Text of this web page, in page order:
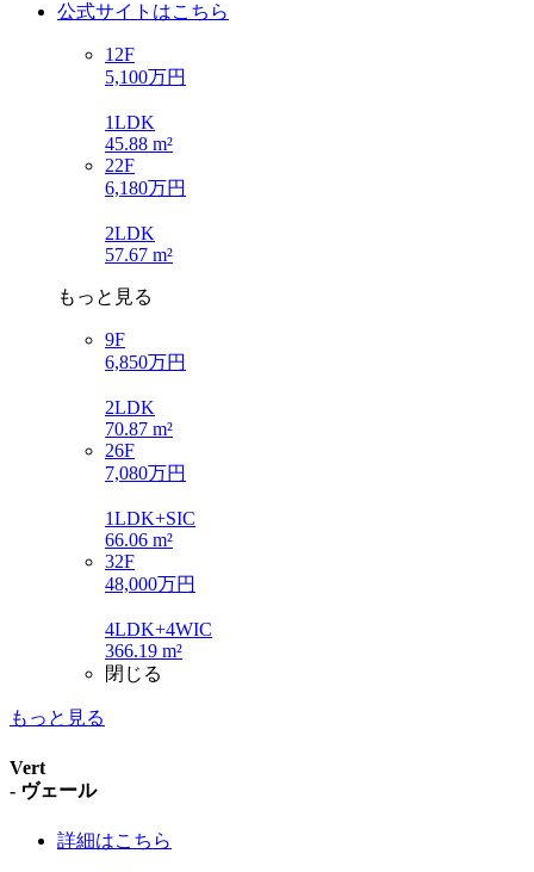
公式サイトはこちら
12F
5,100万円
1LDK
45.88 m²
22F
6,180万円
2LDK
57.67 m²
もっと見る
9F
6,850万円
2LDK
70.87 m²
26F
7,080万円
1LDK+SIC
66.06 m²
32F
48,000万円
4LDK+4WIC
366.19 m²
閉じる
もっと見る
Vert
- ヴェール
詳細はこちら